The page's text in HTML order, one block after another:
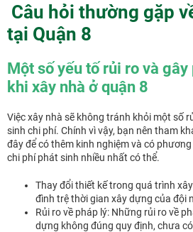
Câu hỏi thường gặp
tại Quận 8
Một số yếu tố rủi ro và
khi xây nhà ở quận 8
Việc xây nhà sẽ không tránh khỏi một số
sinh chi phí. Chính vì vậy, bạn nên tham
đây để có thêm kinh nghiệm và có
chi phí phát sinh nhiều nhất có thể.
Thay đổi thiết kế trong quá trình
đình trệ thời gian xây dựng của đội
Rủi ro về pháp lý: Những rủi ro về
dựng không đúng quy định, chưa